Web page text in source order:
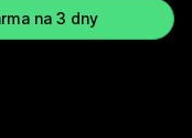
na 3 dny